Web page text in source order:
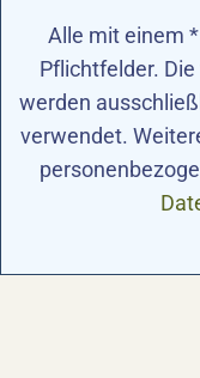
Alle mit einem
Pflichtfelder.
werden
verwendet.